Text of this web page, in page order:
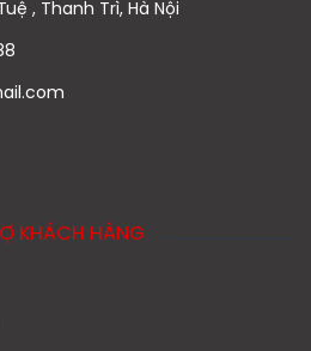
, Thanh Trì, Hà Nội
KHÁCH HÀNG